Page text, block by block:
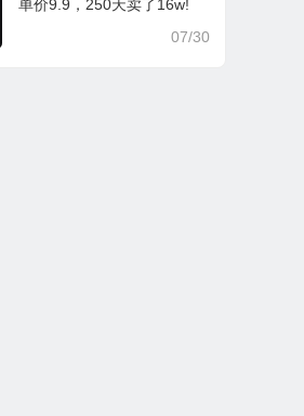
单价9.9，250天卖了16w!
07/30